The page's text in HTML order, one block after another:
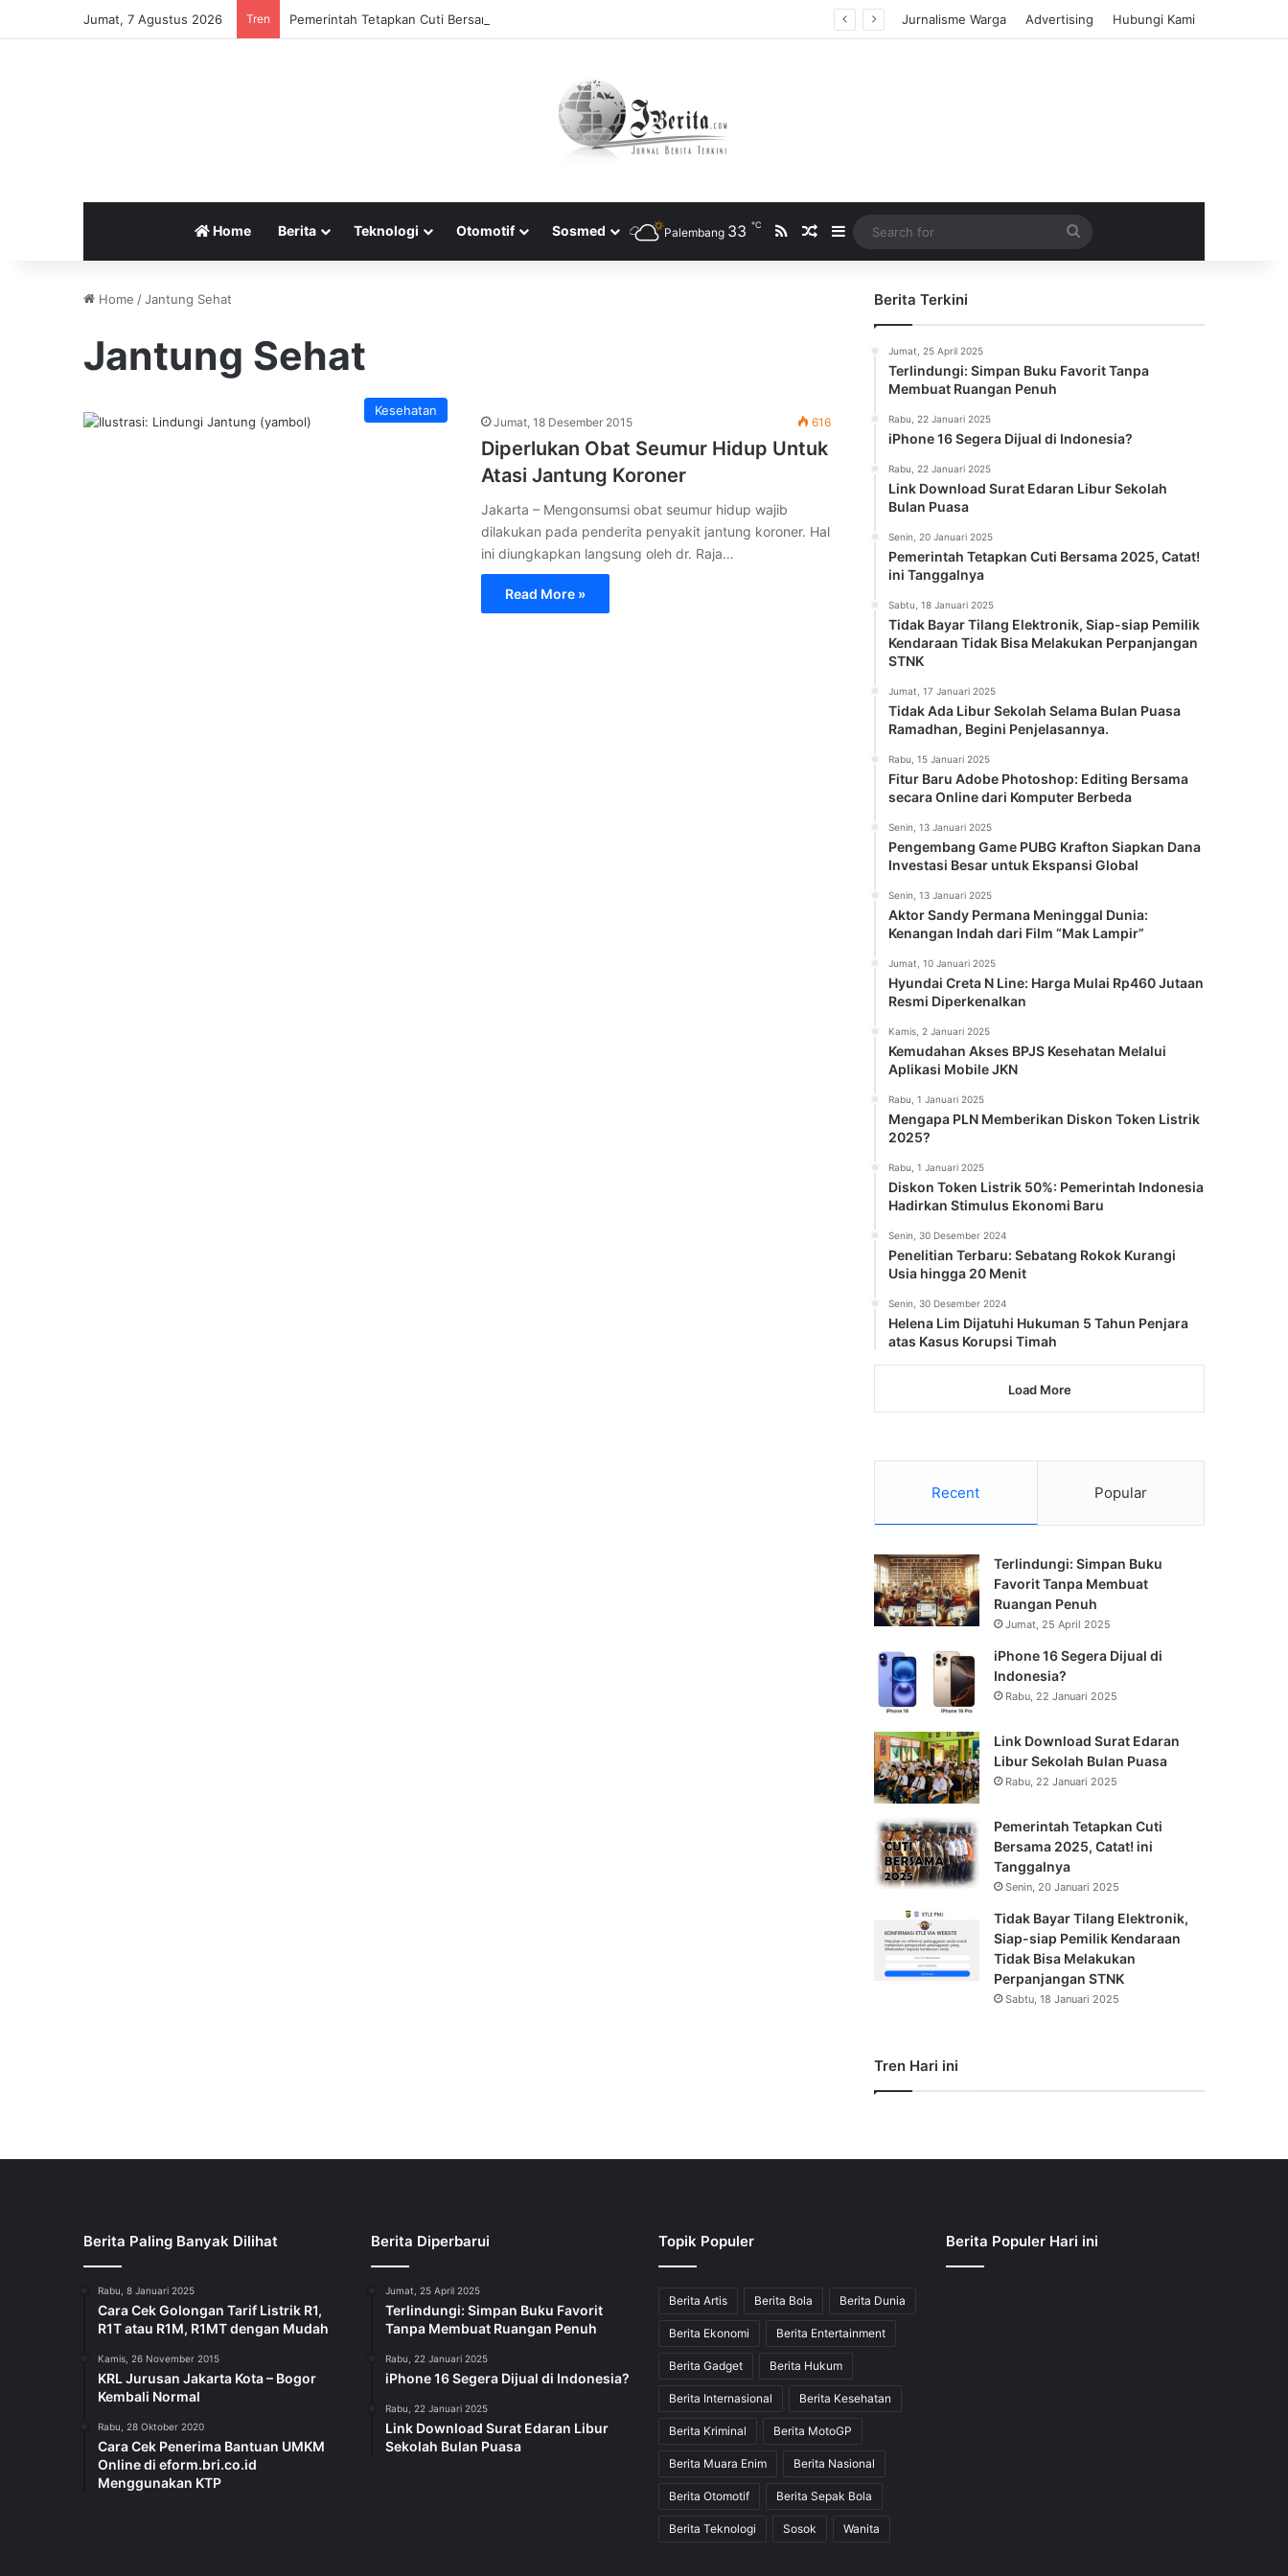
Jumat, 7 Agustus 2026 Tren Pemerintah Tetapkan Cuti Bersama 2025, Catat! ini Tanggalnya Jurnalisme Warga Advertising Hubungi Kami
Home Berita Teknologi Otomotif Sosmed Palembang 33 ℃ RSSRandom Article
Sidebar
for
Home /Jantung Sehat
Jantung Sehat
Kesehatan
Jumat, 18 Desember 2015 616
Diperlukan Obat Seumur Hidup Untuk
Atasi Jantung Koroner
Jakarta – Mengonsumsi obat seumur hidup wajib
dilakukan pada penderita penyakit jantung koroner. Hal
ini diungkapkan langsung oleh dr. Raja…
Read More »
Berita Terkini
Jumat, 25 April 2025
Terlindungi: Simpan Buku Favorit Tanpa
Membuat Ruangan Penuh
Rabu, 22 Januari 2025
iPhone 16 Segera Dijual di Indonesia?
Rabu, 22 Januari 2025
Link Download Surat Edaran Libur Sekolah
Bulan Puasa
Senin, 20 Januari 2025
Pemerintah Tetapkan Cuti Bersama 2025, Catat!
ini Tanggalnya
Sabtu, 18 Januari 2025
Tidak Bayar Tilang Elektronik, Siap-siap Pemilik
Kendaraan Tidak Bisa Melakukan Perpanjangan
STNK
Jumat, 17 Januari 2025
Tidak Ada Libur Sekolah Selama Bulan Puasa
Ramadhan, Begini Penjelasannya.
Rabu, 15 Januari 2025
Fitur Baru Adobe Photoshop: Editing Bersama
secara Online dari Komputer Berbeda
Senin, 13 Januari 2025
Pengembang Game PUBG Krafton Siapkan Dana
Investasi Besar untuk Ekspansi Global
Senin, 13 Januari 2025
Aktor Sandy Permana Meninggal Dunia:
Kenangan Indah dari Film “Mak Lampir”
Jumat, 10 Januari 2025
Hyundai Creta N Line: Harga Mulai Rp460 Jutaan
Resmi Diperkenalkan
Kamis, 2 Januari 2025
Kemudahan Akses BPJS Kesehatan Melalui
Aplikasi Mobile JKN
Rabu, 1 Januari 2025
Mengapa PLN Memberikan Diskon Token Listrik
2025?
Rabu, 1 Januari 2025
Diskon Token Listrik 50%: Pemerintah Indonesia
Hadirkan Stimulus Ekonomi Baru
Senin, 30 Desember 2024
Penelitian Terbaru: Sebatang Rokok Kurangi
Usia hingga 20 Menit
Senin, 30 Desember 2024
Helena Lim Dijatuhi Hukuman 5 Tahun Penjara
atas Kasus Korupsi Timah
Load More
Recent Popular
Terlindungi: Simpan Buku
Favorit Tanpa Membuat
Ruangan Penuh
Jumat, 25 April 2025
iPhone 16 Segera Dijual di
Indonesia?
Rabu, 22 Januari 2025
Link Download Surat Edaran
Libur Sekolah Bulan Puasa
Rabu, 22 Januari 2025
Pemerintah Tetapkan Cuti
Bersama 2025, Catat! ini
Tanggalnya
Senin, 20 Januari 2025
Tidak Bayar Tilang Elektronik,
Siap-siap Pemilik Kendaraan
Tidak Bisa Melakukan
Perpanjangan STNK
Sabtu, 18 Januari 2025
Tren Hari ini
Berita Paling Banyak Dilihat
Rabu, 8 Januari 2025
Cara Cek Golongan Tarif Listrik R1,
R1T atau R1M, R1MT dengan Mudah
Kamis, 26 November 2015
KRL Jurusan Jakarta Kota – Bogor
Kembali Normal
Rabu, 28 Oktober 2020
Cara Cek Penerima Bantuan UMKM
Online di eform.bri.co.id
Menggunakan KTP
Berita Diperbarui
Jumat, 25 April 2025
Terlindungi: Simpan Buku Favorit
Tanpa Membuat Ruangan Penuh
Rabu, 22 Januari 2025
iPhone 16 Segera Dijual di Indonesia?
Rabu, 22 Januari 2025
Link Download Surat Edaran Libur
Sekolah Bulan Puasa
Topik Populer
Berita Artis Berita Bola Berita Dunia
Berita Ekonomi Berita Entertainment
Berita Gadget Berita Hukum
Berita Internasional Berita Kesehatan
Berita Kriminal Berita MotoGP
Berita Muara Enim Berita Nasional
Berita Otomotif Berita Sepak Bola
Berita Teknologi Sosok Wanita
Berita Populer Hari ini